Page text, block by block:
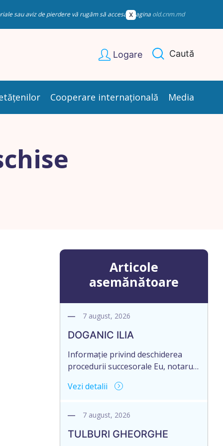
sau aviz de pierdere vă rugăm să accesați pagina old.cnm.md
Logare Caută
Cooperare internațională Media
Articole
asemănătoare
7 august, 2026
DOGANIC ILIA
Informație privind deschiderea
procedurii succesorale Eu, notarul,
246/2018 privind la procedură
persoană care are un interes
procedurii succesorale notariale în
Vezi detalii
7 august, 2026
TULBURI GHEORGHE